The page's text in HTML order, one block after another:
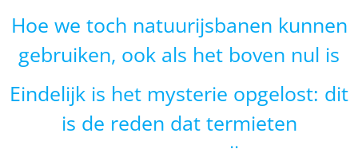
Hoe we toch natuurijsbanen kunnen
gebruiken, ook als het boven nul is
Eindelijk is het mysterie opgelost: dit
is de reden dat termieten